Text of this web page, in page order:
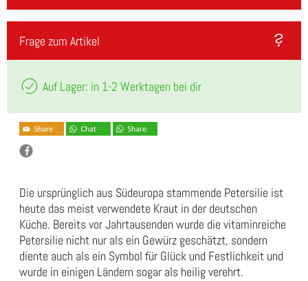
Frage zum Artikel
Auf Lager: in 1-2 Werktagen bei dir
Die ursprünglich aus Südeuropa stammende Petersilie ist
heute das meist verwendete Kraut in der deutschen
Küche. Bereits vor Jahrtausenden wurde die vitaminreiche
Petersilie nicht nur als ein Gewürz geschätzt, sondern
diente auch als ein Symbol für Glück und Festlichkeit und
wurde in einigen Ländern sogar als heilig verehrt.